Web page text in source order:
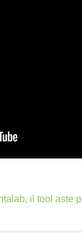
il tool aste